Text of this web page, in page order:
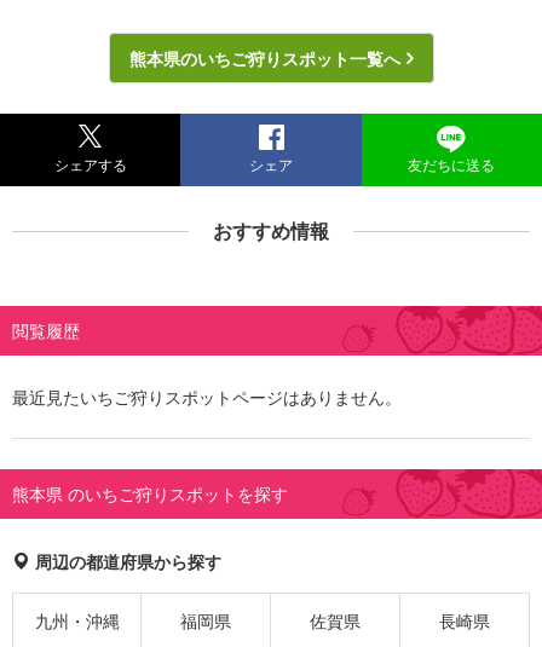
熊本県のいちご狩りスポット一覧へ
シェアする シェア 友だちに送る
おすすめ情報
閲覧履歴
最近見たいちご狩りスポットページはありません。
熊本県 のいちご狩りスポットを探す
周辺の都道府県から探す
九州・沖縄 福岡県 佐賀県 長崎県